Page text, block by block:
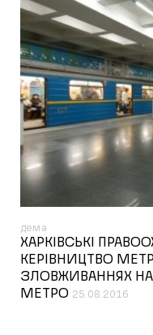
дема
ХАРКІВСЬКІ
КЕРІВНИЦТВО
ЗЛОВЖИВАННЯХ НА
МЕТРО 25.08.2016